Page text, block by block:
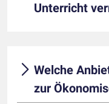
Unterricht
Welche
zur